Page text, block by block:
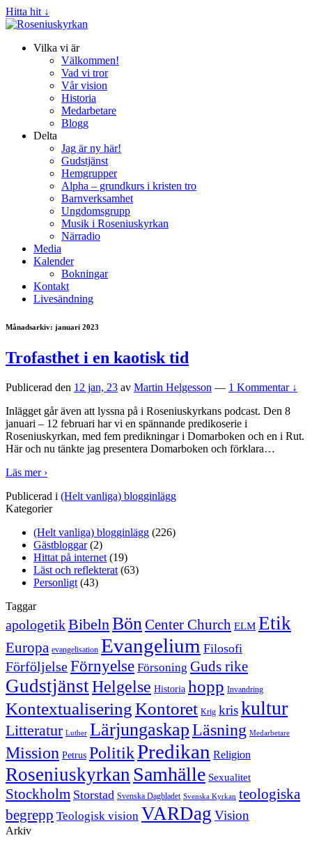
Hitta hit ↓
Vilka vi är
Välkommen!
Vad vi tror
Vår vision
Historia
Medarbetare
Blogg
Delta
Jag är ny här!
Gudstjänst
Hemgrupper
Alpha – grundkurs i kristen tro
Barnverksamhet
Ungdomsgrupp
Musik i Roseniuskyrkan
Närradio
Media
Kalender
Bokningar
Kontakt
Livesändning
Månadsarkiv: januari 2023
Trofasthet i en kaotisk tid
Publicerad den 12 jan, 23 av Martin Helgesson — 1 Kommentar ↓
Inlägget går även att lyssna på i Roseniuskyrkans podcast. Den 8
januari – 12 februari har vi en spännande predikoserie i
Roseniuskyrkan, med fem predikningar i Domarboken och en i Rut.
Här och nu tänkte jag presentera Domarboken och förklara…
Läs mer ›
Publicerad i (Helt vanliga) blogginlägg
Kategorier
(Helt vanliga) blogginlägg (226)
Gästbloggar(2)
Hittat på internet (19)
Läst och reflekterat (63)
Personligt (43)
Taggar
apologetikBibeln BönCenter Church ELM Etik
Europa evangelisation Evangelium Filosofi
FörföljelseFörnyelse Försoning Guds rike
GudstjänstHelgelse Historia hopp Invandring
KontextualiseringKontoret Krig kriskultur
Litteratur Luther LärjungaskapLäsning Medarbetare
Mission Petrus PolitikPredikan Religion
Roseniuskyrkan Samhälle Sexualitet
Stockholm Storstad Svenska Dagbladet Svenska Kyrkan teologiska
begrepp Teologisk vision VARDag Vision
Arkiv